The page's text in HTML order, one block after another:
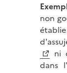
non
ni
dans